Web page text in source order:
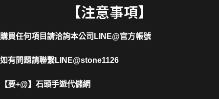
【注意事項】
購買任何項目請洽詢本公司 LINE@官方帳號
如有問題請聯繫LINE@stone1126
【要+@】 石頭手遊代儲網